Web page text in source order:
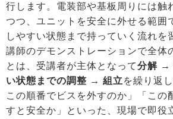
行します。電装部や基板周りには触
つつ、ユニットを安全に外せる範囲
しやすい状態まで持っていく流れを
講師のデモンストレーションで全体
とは、受講者が主体となって分解 →
い状態までの調整 → 組立 を繰り返
この順番でビスを外すのか」「この
すと安全か」といった、現場で即役